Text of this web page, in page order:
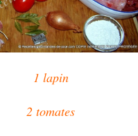
1 lapin
2 tomates